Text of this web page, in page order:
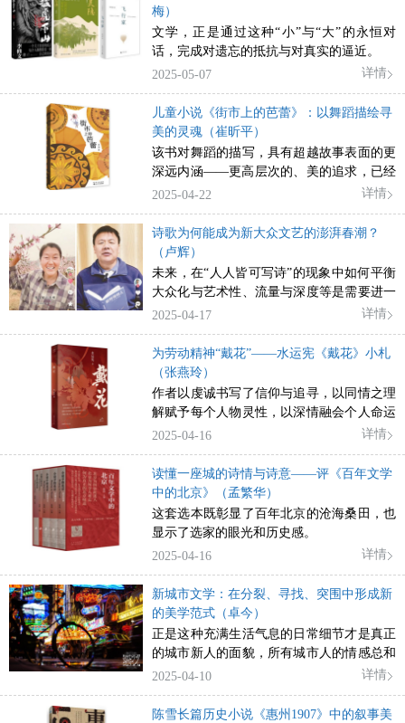
梅）
文学，正是通过这种“小”与“大”的永恒对
话，完成对遗忘的抵抗与对真实的逼近。
2025-05-07
详情
儿童小说《街市上的芭蕾》：以舞蹈描绘寻
美的灵魂（崔昕平）
该书对舞蹈的描写，具有超越故事表面的更
深远内涵——更高层次的、美的追求，已经
跨越地域差异，抵达更为广阔的中国乡间。
2025-04-22 详情
诗歌为何能成为新大众文艺的澎湃春潮？
（卢辉）
未来，在“人人皆可写诗”的现象中如何平衡
大众化与艺术性、流量与深度等是需要进一
步思考的问题。
2025-04-17 详情
为劳动精神“戴花”——水运宪《戴花》小札
（张燕玲）
作者以虔诚书写了信仰与追寻，以同情之理
解赋予每个人物灵性，以深情融会个人命运
与时代风云，显示了一个作家深切而宽阔的
2025-04-16 详情
读懂一座城的诗情与诗意——评《百年文学
中的北京》（孟繁华）
这套选本既彰显了百年北京的沧海桑田，也
显示了选家的眼光和历史感。
2025-04-16
详情
新城市文学：在分裂、寻找、突围中形成新
的美学范式（卓今）
正是这种充满生活气息的日常细节才是真正
的城市新人的面貌，所有城市人的情感总和
构成了城市的精神肌理。
2025-04-10 详情
陈雪长篇历史小说《惠州1907》中的叙事美